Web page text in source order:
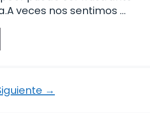
veces nos sentimos …
→